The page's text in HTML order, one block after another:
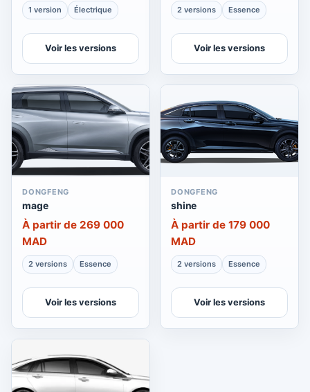
1 version Électrique
Voir les versions
2 versions Essence
Voir les versions
DONGFENG
mage
À partir de 269 000
MAD
2 versions Essence
Voir les versions
DONGFENG
shine
À partir de 179 000
MAD
2 versions Essence
Voir les versions